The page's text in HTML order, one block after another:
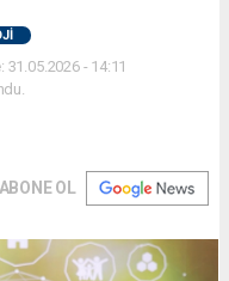
31.05.2026 - 14:11
ABONE OL